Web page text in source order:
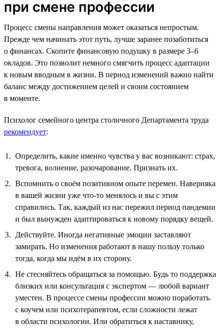
при смене профессии
Процесс смены направления может оказаться непростым.
Прежде чем начинать этот путь, лучше заранее позаботиться
о финансах. Скопите финансовую подушку в размере 3–6
окладов. Это позволит немного смягчить процесс адаптации
к новым вводным в жизни. В период изменений важно найти
баланс между достижением целей и своим состоянием
в моменте.
Психолог семейного центра столичного Департамента труда
рекомендует:
Определить, какие именно чувства у вас возникают: страх,
тревога, волнение, разочарование. Признать их.
Вспомнить о своём позитивном опыте перемен. Наверняка
в вашей жизни уже что-то менялось и вы с этим
справились. Так, каждый из нас пережил период пандемии
и был вынужден адаптироваться к новому порядку вещей.
Действуйте. Иногда негативные эмоции заставляют
замирать. Но изменения работают в нашу пользу только
тогда, когда мы идём в их сторону.
Не стесняйтесь обращаться за помощью. Будь то поддержка
близких или консультация с экспертом — любой вариант
уместен. В процессе смены профессии можно поработать
с коучем или психотерапевтом, если сложности лежат
в области психологии. Или обратиться к наставнику,